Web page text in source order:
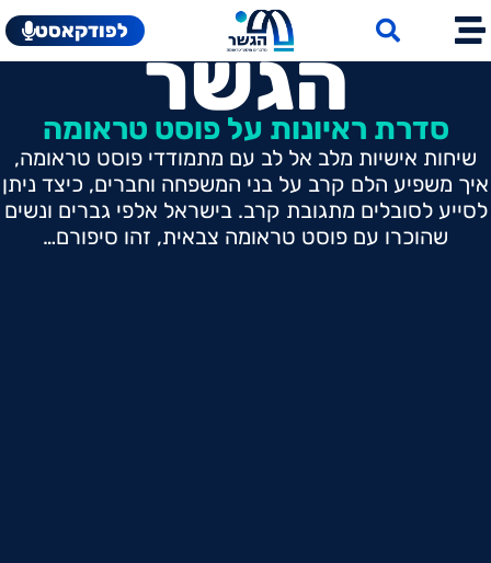
לפודקאסט
הגשר
סדרת ראיונות על פוסט טראומה
שיחות אישיות מלב אל לב עם מתמודדי פוסט טראומה,
איך משפיע הלם קרב על בני המשפחה וחברים, כיצד ניתן
לסייע לסובלים מתגובת קרב. בישראל אלפי גברים ונשים
שהוכרו עם פוסט טראומה צבאית, זהו סיפורם…